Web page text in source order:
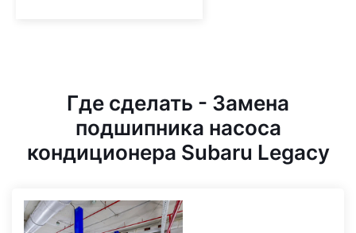
Где сделать - Замена
подшипника насоса
кондиционера Subaru Legacy